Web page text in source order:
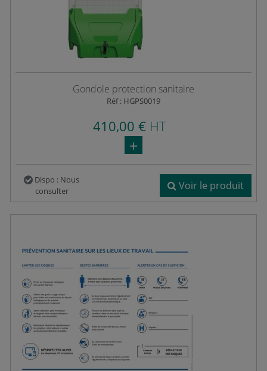
Gondole protection sanitaire
Réf : HGPS0019
410,00 € HT
Dispo : Nous
consulter
Voir le produit